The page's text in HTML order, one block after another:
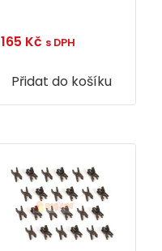
165 Kč s DPH
Přidat do košíku